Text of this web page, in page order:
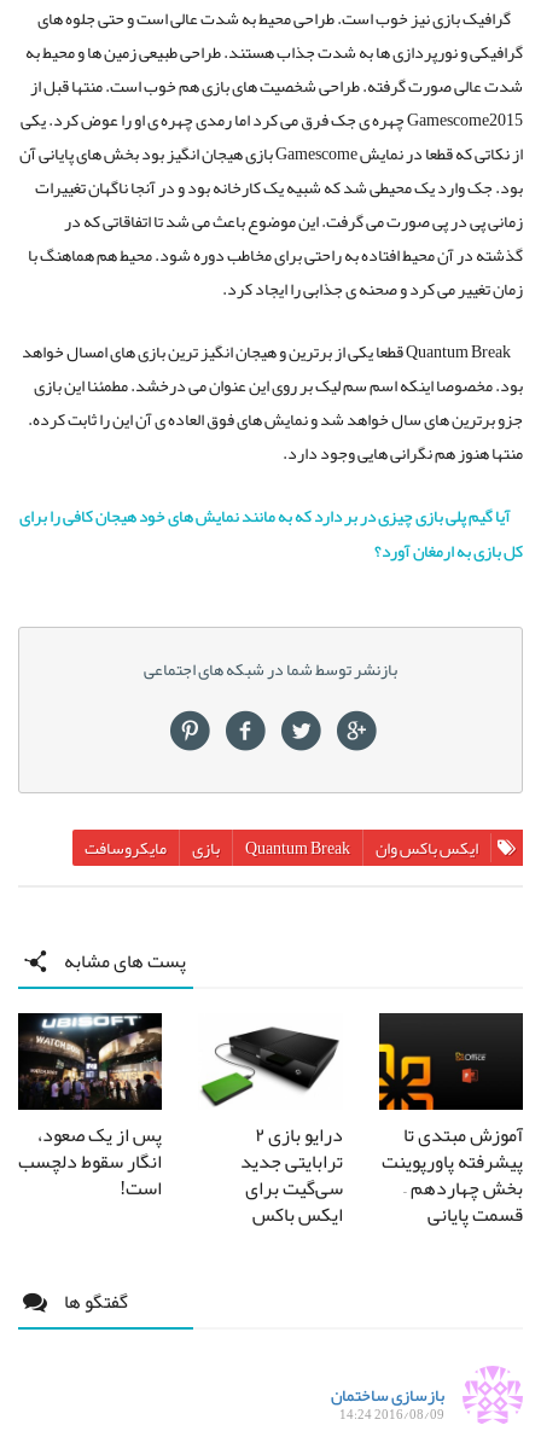
گرافیک بازی نیز خوب است. طراحی محیط به شدت عالی است و حتی جلوه های
گرافیکی و نورپردازی ها به شدت جذاب هستند. طراحی طبیعی زمین ها و محیط به
شدت عالی صورت گرفته. طراحی شخصیت های بازی هم خوب است. منتها قبل از
Gamescome2015 چهره ی جک فرق می کرد اما رمدی چهره ی او را عوض کرد. یکی
از نکاتی که قطعا در نمایش Gamescome بازی هیجان انگیز بود بخش های پایانی آن
بود. جک وارد یک محیطی شد که شبیه یک کارخانه بود و در آنجا ناگهان تغییرات
زمانی پی در پی صورت می گرفت. این موضوع باعث می شد تا اتفاقاتی که در
گذشته در آن محیط افتاده به راحتی برای مخاطب دوره شود. محیط هم هماهنگ با
زمان تغییر می کرد و صحنه ی جذابی را ایجاد کرد.
Quantum Break قطعا یکی از برترین و هیجان انگیز ترین بازی های امسال خواهد
بود. مخصوصا اینکه اسم سم لیک بر روی این عنوان می درخشد. مطمئنا این بازی
جزو برترین های سال خواهد شد و نمایش های فوق العاده ی آن این را ثابت کرده.
منتها هنوز هم نگرانی هایی وجود دارد.
آیا گیم پلی بازی چیزی در بر دارد که به مانند نمایش های خود هیجان کافی را برای
کل بازی به ارمغان آورد؟
بازنشر توسط شما در شبکه های اجتماعی
ایکس باکس وان Quantum Break بازی مایکروسافت
پست های مشابه
آموزش مبتدی تا
پیشرفته پاورپوینت
بخش چهاردهم –
قسمت پایانی
درایو بازی ۲
ترابایتی جدید
سی‌گیت برای
ایکس باکس
پس از یک صعود،
انگار سقوط دلچسب
است!
گفتگو ها
بازسازی ساختمان
2016/08/09 14:24